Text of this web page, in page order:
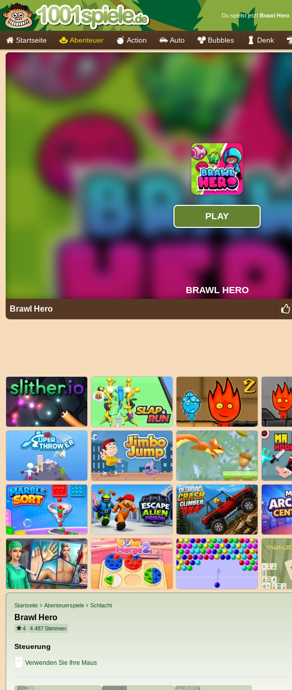
Du spielst jetzt Brawl Hero
Startseite Abenteuer Action Auto Bubbles Denk
Brawl Hero
Startseite Abenteuerspiele Schlacht
Brawl Hero
4 4.487Stimmen
Steuerung
Verwenden Sie Ihre Maus